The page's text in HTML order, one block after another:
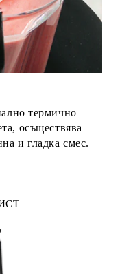
термично
осъществява
и гладка смес.